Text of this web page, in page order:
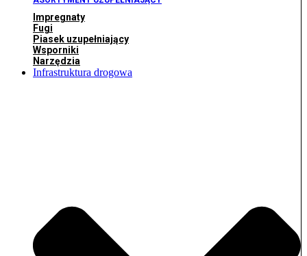
Impregnaty
Fugi
Piasek uzupełniający
Wsporniki
Narzędzia
Infrastruktura drogowa